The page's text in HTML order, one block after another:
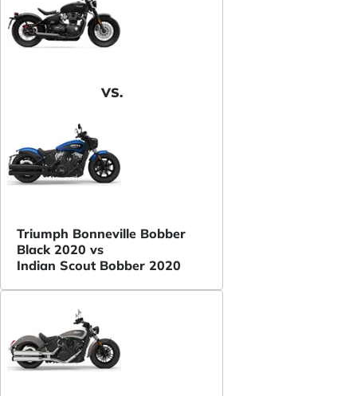
VS.
Triumph Bonneville Bobber
Black 2020 vs
Indian Scout Bobber 2020